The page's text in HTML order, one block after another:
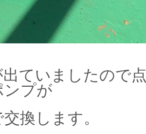
ていましたので点
ンプが
換します。